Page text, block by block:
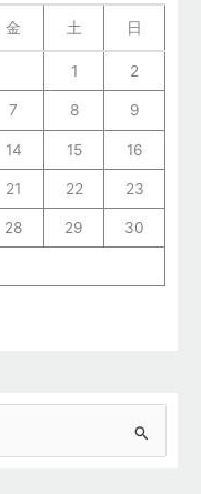
金 土 日
1 2
7 8 9
14 15 16
21 22 23
28 29 30